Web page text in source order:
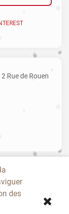
Rue de Rouen
des
pendant la
-